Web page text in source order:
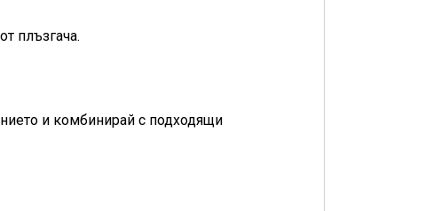
плъзгача.
и комбинирай с подходящи